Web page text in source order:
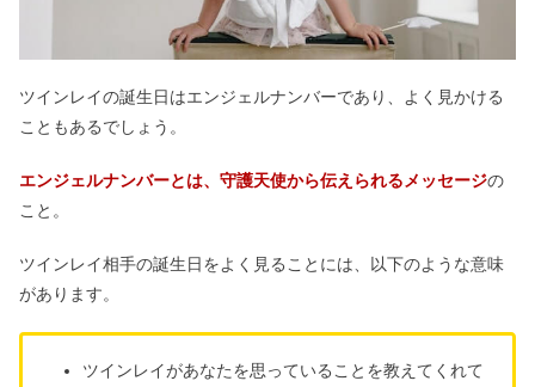
ツインレイの誕生日はエンジェルナンバーであり、よく見かける
こともあるでしょう。
エンジェルナンバーとは、守護天使から伝えられるメッセージの
こと。
ツインレイ相手の誕生日をよく見ることには、以下のような意味
があります。
ツインレイがあなたを思っていることを教えてくれて